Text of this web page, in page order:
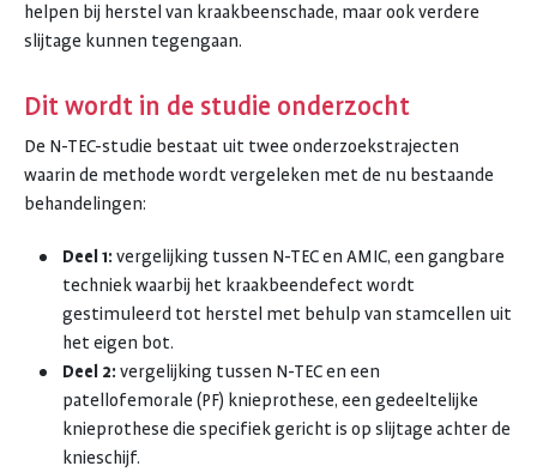
helpen bij herstel van kraakbeenschade, maar ook verdere
slijtage kunnen tegengaan.
Dit wordt in de studie onderzocht
De N-TEC-studie bestaat uit twee onderzoekstrajecten
waarin de methode wordt vergeleken met de nu bestaande
behandelingen:
Deel 1: vergelijking tussen N-TEC en AMIC, een gangbare
techniek waarbij het kraakbeendefect wordt
gestimuleerd tot herstel met behulp van stamcellen uit
het eigen bot.
Deel 2: vergelijking tussen N-TEC en een
patellofemorale (PF) knieprothese, een gedeeltelijke
knieprothese die specifiek gericht is op slijtage achter de
knieschijf.